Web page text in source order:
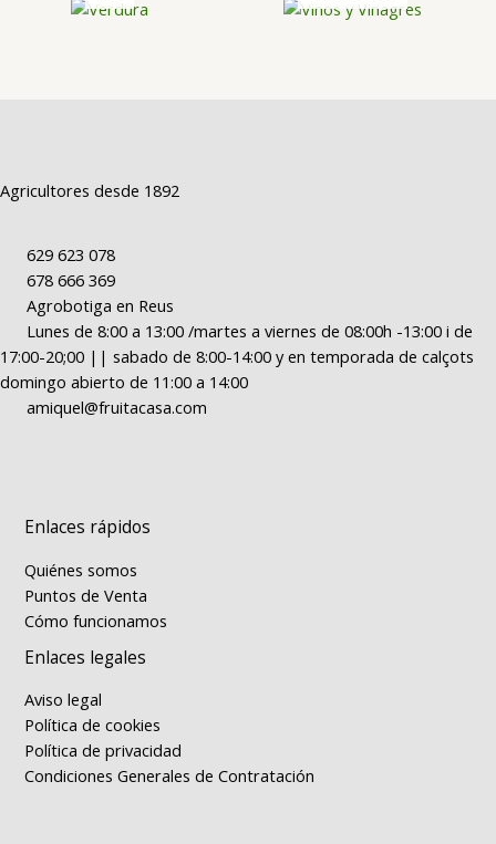
Agricultores desde 1892
629 623 078
678 666 369
Agrobotiga en Reus
Lunes de 8:00 a 13:00 /martes a viernes de 08:00h -13:00 i de
17:00-20;00 || sabado de 8:00-14:00 y en temporada de calçots
domingo abierto de 11:00 a 14:00
amiquel@fruitacasa.com
Enlaces rápidos
Quiénes somos
Puntos de Venta
Cómo funcionamos
Enlaces legales
Aviso legal
Política de cookies
Política de privacidad
Condiciones Generales de Contratación